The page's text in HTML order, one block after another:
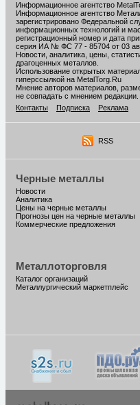
Информационное агентство
Информационное агентство
зарегистрировано Федеральной
информационных технологий и
регистрационный номер и дата
серия ИА № ФС 77 - 85704 от 03
Новости, аналитика, цены,
драгоценных металлов.
Использование открытых
гиперссылкой на MetalTorg.Ru
Мнение авторов материалов,
не совпадать с мнением редакции.
Контакты
Подписка Реклама
RSS
Черные металлы
Новости
Аналитика
Цены на черные металлы
Прогнозы цен на черные металлы
Коммерческие предложения
Металлоторговля
Каталог организаций
Металлургический маркетплейс